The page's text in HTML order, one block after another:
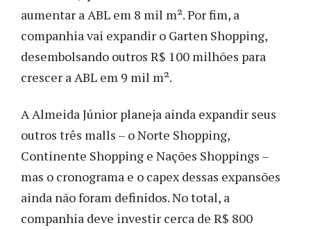
aumentar a ABL em 8 mil m². Por fim, a
companhia vai expandir o Garten Shopping,
desembolsando outros R$ 100 milhões para
crescer a ABL em 9 mil m².
A Almeida Júnior planeja ainda expandir seus
outros três malls – o Norte Shopping,
Continente Shopping e Nações Shoppings –
mas o cronograma e o capex dessas expansões
ainda não foram definidos. No total, a
companhia deve investir cerca de R$ 800